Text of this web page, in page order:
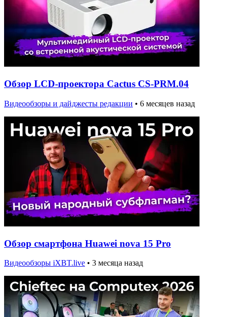
Обзор LCD-проектора Cactus CS-PRM.04
Видеообзоры и дайджесты редакции • 6 месяцев назад
Обзор смартфона Huawei nova 15 Pro
Видеообзоры iXBT.live • 3 месяца назад